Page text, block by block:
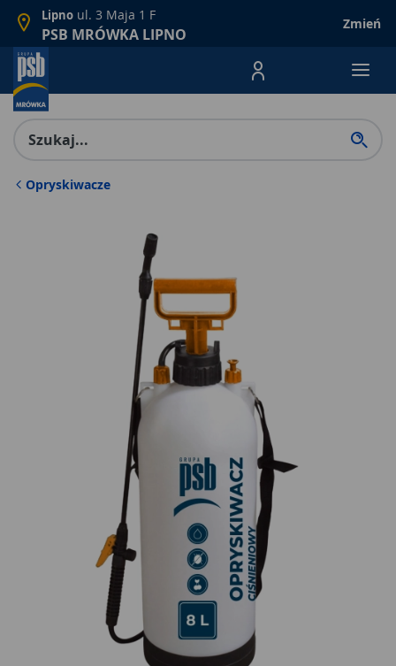
Lipno ul. 3 Maja 1 F
PSB MRÓWKA LIPNO
Zmień
Menu Produktów,
Opryskiwacze